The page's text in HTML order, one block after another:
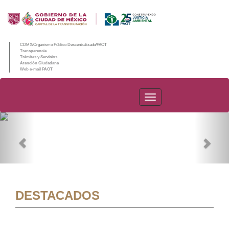
CDMX/Organismo Público Descentralizado/PAOT
Transparencia
Trámites y Servicios
Atención Ciudadana
Web e-mail PAOT
PAOT
DESTACADOS